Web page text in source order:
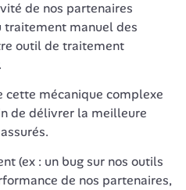
de nos partenaires
traitement manuel des
outil de traitement
cette mécanique complexe
de délivrer la meilleure
(ex : un bug sur nos outils
de nos partenaires,